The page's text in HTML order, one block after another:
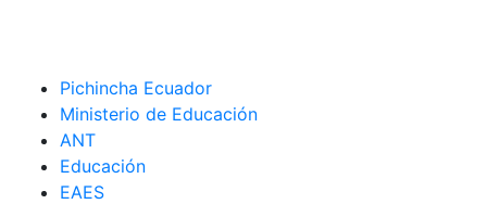
Pichincha Ecuador
Ministerio de Educación
ANT
Educación
EAES